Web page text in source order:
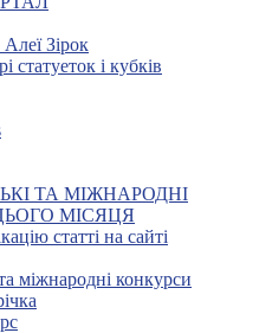
Зірок
статуеток і кубків
ТА МІЖНАРОДНІ
МІСЯЦЯ
статті на сайті
міжнародні конкурси